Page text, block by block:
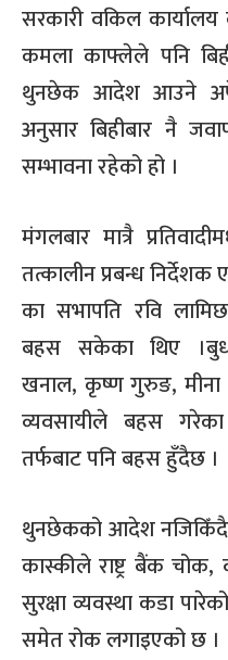
सरकारी वकिल कार्यालय
कमला काफ्लेले पनि
थुनछेक आदेश आउने
अनुसार बिहीबार नै
सम्भावना रहेको हो ।
मंगलबार मात्रै
तत्कालीन प्रबन्ध निर्देशक
का सभापति रवि
बहस सकेका थिए
खनाल, कृष्ण गुरुङ,
व्यवसायीले बहस
तर्फबाट पनि बहस हुँदैछ ।
थुनछेकको आदेश नजिकिँदै
कास्कीले राष्ट्र बैंक चोक,
सुरक्षा व्यवस्था कडा
समेत रोक लगाइएको छ ।